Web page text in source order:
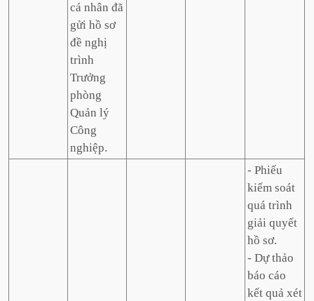
cá nhân đã
gửi hồ sơ
đề nghị
trình
Trưởng
phòng
Quản lý
Công
nghiệp.
- Phiếu
kiểm soát
quá trình
giải quyết
hồ sơ.
- Dự thảo
báo cáo
kết quả xét